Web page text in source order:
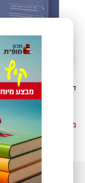
דפים 34
מידע נוסף